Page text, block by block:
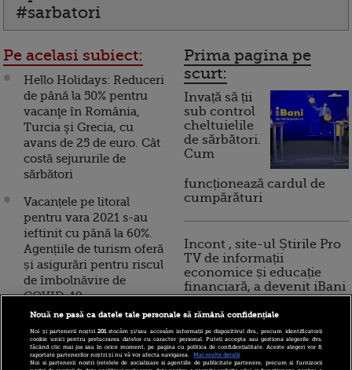
#sarbatori
Pe acelasi subiect:
Hello Holidays: Reduceri
de până la 50% pentru
vacanţe în România,
Turcia şi Grecia, cu
avans de 25 de euro. Cât
costă sejururile de
sărbători
Vacanțele pe litoral
pentru vara 2021 s-au
ieftinit cu până la 60%.
Agențiile de turism oferă
și asigurări pentru riscul
de îmbolnăvire de
COVID-19
Mai multe zboruri spre
Londra de sărbători. Blue
Air suplimentează
Prima pagina pe
scurt:
Invață să ții
sub control
cheltuielile
de sărbători.
Cum
funcționează cardul de
cumpărături
Incont , site-ul Știrile Pro
TV de informații
economice și educație
financiară, a devenit iBani
10 reguli pentru decizii
financiare inteligente
Nouă ne pasă ca datele tale personale să rămână confidențiale
Noi și partenerii noștri201stocăm și/sau accesăm informații pe dispozitivul dvs., precum identificatorii
cookie unici pentru prelucrarea datelor cu caracter personal. Puteți accepta sau gestiona alegerile dvs.
făcând clic mai jos sau în orice moment, pe pagina cu politica de confidențialitate. Aceste alegeri vor fi
raportate partenerilor noștri și nu vă vor afecta navigarea.
Mai multe detalii
Noi si partenerii nostri (retelele de socializare si agentiile de publicitate partenere, precum si furnizorii